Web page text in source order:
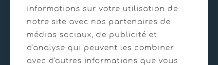
informations sur votre utilisation de
notre site avec nos partenaires de
médias sociaux, de publicité et
d'analyse qui peuvent les combiner
avec d'autres informations que vous